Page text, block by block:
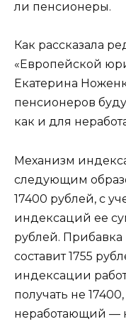
ли пенсионеры.
Как рассказала
«Европейской
Екатерина
пенсионеров
как и для
Механизм
следующим
17400 рублей, с
индексаций ее
рублей. Прибавка
составит 1755
индексации
получать не 17400,
неработающий —